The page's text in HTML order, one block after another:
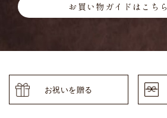
お買い物ガイドはこちら
お祝いを贈る